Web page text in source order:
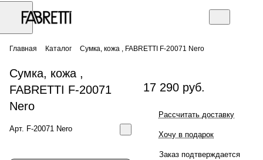
Главная Каталог Сумка, кожа , FABRETTI F-20071 Nero
Сумка, кожа ,
FABRETTI F-20071
Nero
Арт. F-20071 Nero
17 290 руб.
Рассчитать доставку
Хочу в подарок
Заказ подтверждается